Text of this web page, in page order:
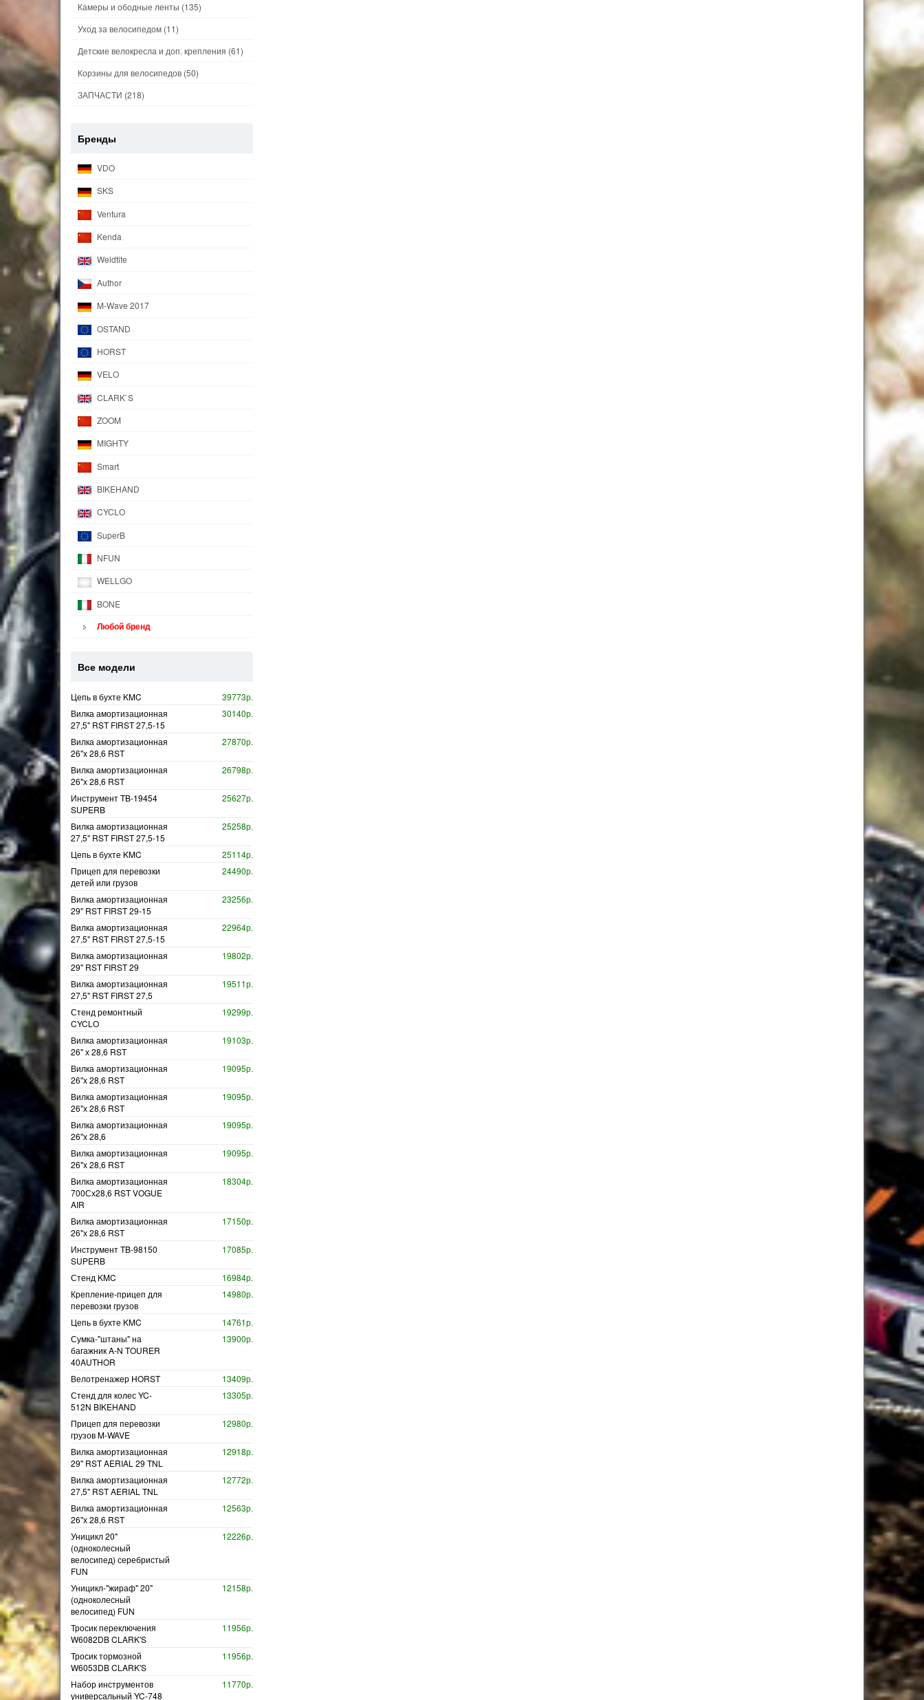
Камеры и ободные ленты (135)
Уход за велосипедом (11)
Детские велокресла и доп. крепления (61)
Корзины для велосипедов (50)
ЗАПЧАСТИ (218)
Бренды
VDO
SKS
Ventura
Kenda
Weldtite
Author
M-Wave 2017
OSTAND
HORST
VELO
CLARK`S
ZOOM
MIGHTY
Smart
BIKEHAND
CYCLO
SuperB
NFUN
WELLGO
BONE
Любой бренд
Все модели
Цепь в бухте KMC
39773р.
Вилка амортизационная
27,5" RST FIRST 27,5-15
30140р.
Вилка амортизационная
26"х 28,6 RST
27870р.
Вилка амортизационная
26"х 28,6 RST
26798р.
Инструмент TB-19454
SUPERB
25627р.
Вилка амортизационная
27,5" RST FIRST 27,5-15
25258р.
Цепь в бухте KMC
25114р.
Прицеп для перевозки
детей или грузов
24490р.
Вилка амортизационная
29" RST FIRST 29-15
23256р.
Вилка амортизационная
27,5" RST FIRST 27,5-15
22964р.
Вилка амортизационная
29" RST FIRST 29
19802р.
Вилка амортизационная
27,5" RST FIRST 27,5
19511р.
Стенд ремонтный
CYCLO
19299р.
Вилка амортизационная
26" х 28,6 RST
19103р.
Вилка амортизационная
26"х 28,6 RST
19095р.
Вилка амортизационная
26"х 28,6 RST
19095р.
Вилка амортизационная
26"х 28,6
19095р.
Вилка амортизационная
26"х 28,6 RST
19095р.
Вилка амортизационная
700Сх28,6 RST VOGUE
AIR
18304р.
Вилка амортизационная
26"х 28,6 RST
17150р.
Инструмент TB-98150
SUPERB
17085р.
Стенд KMC
16984р.
Крепление-прицеп для
перевозки грузов
14980р.
Цепь в бухте KMC
14761р.
Сумка-"штаны" на
багажник A-N TOURER
40AUTHOR
13900р.
Велотренажер HORST
13409р.
Стенд для колес YC-
512N BIKEHAND
13305р.
Прицеп для перевозки
грузов M-WAVE
12980р.
Вилка амортизационная
29" RST AERIAL 29 TNL
12918р.
Вилка амортизационная
27,5" RST AERIAL TNL
12772р.
Вилка амортизационная
26"х 28,6 RST
12563р.
Уницикл 20"
(одноколесный
велосипед) серебристый
FUN
12226р.
Уницикл-"жираф" 20"
(одноколесный
велосипед) FUN
12158р.
Тросик переключения
W6082DB CLARK'S
11956р.
Тросик тормозной
W6053DB CLARK'S
11956р.
Набор инструментов
универсальный YC-748
11770р.